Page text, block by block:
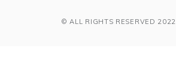
© ALL RIGHTS RESERVED 2022